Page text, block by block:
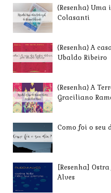
{Resenha}
Colasanti
{Resenha} A
Ubaldo Ribeiro
{Resenha} A
Graciliano
Como foi o seu
[Resenha]
Alves